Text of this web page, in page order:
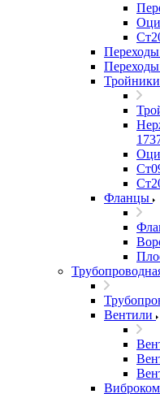
Переходы
Тройники
Фланцы
Вентили